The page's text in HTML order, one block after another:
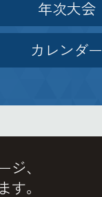
年次大会
カレンダー
ジ、
す。